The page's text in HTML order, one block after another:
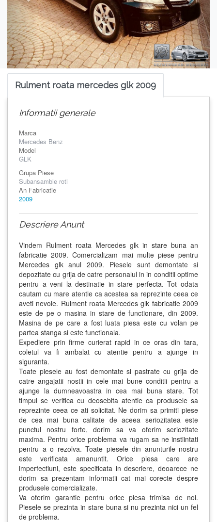
Rulment roata mercedes glk 2009
Informatii generale
Marca
Mercedes Benz
Model
GLK
Grupa Piese
Subansamble roti
An Fabricatie
2009
Descriere Anunt
Vindem Rulment roata Mercedes glk in stare buna an
fabricatie 2009. Comercializam mai multe piese pentru
Mercedes glk anul 2009. Piesele sunt demontate si
depozitate cu grija de catre personalul in in conditii optime
pentru a veni la destinatie in stare perfecta. Tot odata
cautam cu mare atentie ca acestea sa reprezinte ceea ce
aveti nevoie. Rulment roata Mercedes glk fabricatie 2009
este de pe o masina in stare de functionare, din 2009.
Masina de pe care a fost luata piesa este cu volan pe
partea stanga si este functionala.
Expediere prin firme curierat rapid in ce oras din tara,
coletul va fi ambalat cu atentie pentru a ajunge in
siguranta.
Toate piesele au fost demontate si pastrate cu grija de
catre angajatii nostii in cele mai bune conditii pentru a
ajunge la dumneavoastra in cea mai buna stare. Tot
timpul se verifica cu deosebita atentie ca produsele sa
reprezinte ceea ce ati solicitat. Ne dorim sa primiti piese
de cea mai buna calitate de aceea seriozitatea este
punctul nostru forte, dorim sa va oferim seriozitate
maxima. Pentru orice problema va rugam sa ne instiintati
pentru a o rezolva. Toate piesele din anunturile nostru
este verificata amanuntit. Orice piesa care are
imperfectiuni, este specificata in descriere, deoarece ne
dorim sa prezentam informatii cat mai corecte despre
produsele comercializate.
Va oferim garantie pentru orice piesa trimisa de noi.
Piesele se prezinta in stare buna si nu prezinta nici un fel
de problema.